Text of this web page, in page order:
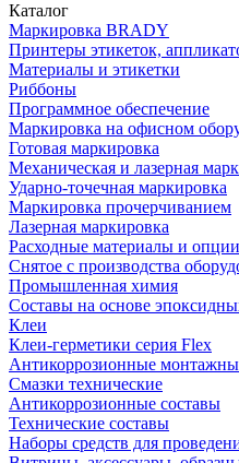
Каталог
Маркировка BRADY
Принтеры этикеток,
Материалы и этикетки
Риббоны
Программное обеспечение
Маркировка на офисном
Готовая маркировка
Механическая и лазерная
Ударно-точечная маркировка
Маркировка прочерчиванием
Лазерная маркировка
Расходные материалы и опции
Снятое с производства
Промышленная химия
Составы на основе
Клеи
Клеи-герметики серия Flex
Антикоррозионные
Смазки технические
Антикоррозионные составы
Технические составы
Наборы средств для